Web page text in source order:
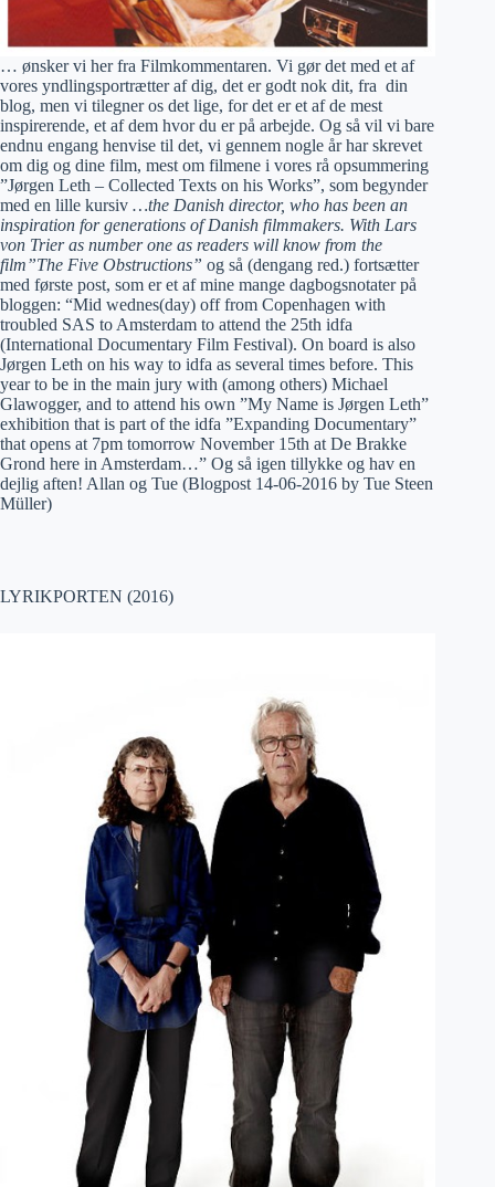
… ønsker vi her fra Filmkommentaren. Vi gør det med et af
vores yndlingsportrætter af dig, det er godt nok dit, fra din
blog, men vi tilegner os det lige, for det er et af de mest
inspirerende, et af dem hvor du er på arbejde. Og så vil vi bare
endnu engang henvise til det, vi gennem nogle år har skrevet
om dig og dine film, mest om filmene i vores rå opsummering
”Jørgen Leth – Collected Texts on his Works”, som begynder
med en lille kursiv …the Danish director, who has been an
inspiration for generations of Danish filmmakers. With Lars
von Trier as number one as readers will know from the
film”The Five Obstructions” og så (dengang red.) fortsætter
med første post, som er et af mine mange dagbogsnotater på
bloggen: “Mid wednes(day) off from Copenhagen with
troubled SAS to Amsterdam to attend the 25th idfa
(International Documentary Film Festival). On board is also
Jørgen Leth on his way to idfa as several times before. This
year to be in the main jury with (among others) Michael
Glawogger, and to attend his own ”My Name is Jørgen Leth”
exhibition that is part of the idfa ”Expanding Documentary”
that opens at 7pm tomorrow November 15th at De Brakke
Grond here in Amsterdam…” Og så igen tillykke og hav en
dejlig aften! Allan og Tue (Blogpost 14-06-2016 by Tue Steen
Müller)
LYRIKPORTEN (2016)